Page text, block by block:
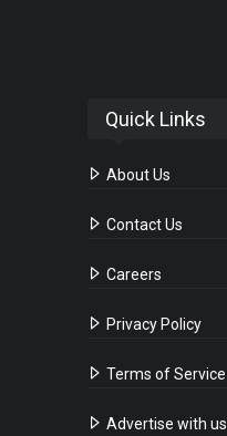
Quick Links
About Us
Contact Us
Careers
Privacy Policy
Terms of Service
Advertise with us